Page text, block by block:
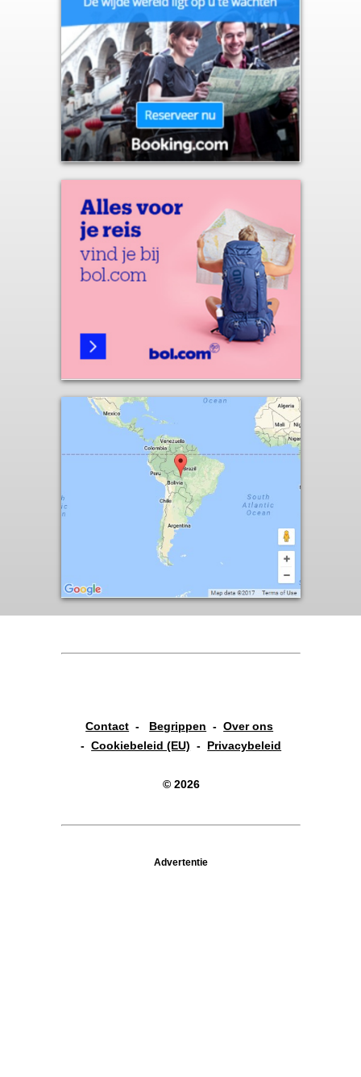
Contact - Begrippen -Over ons
-Cookiebeleid (EU) - Privacybeleid
© 2026
Advertentie